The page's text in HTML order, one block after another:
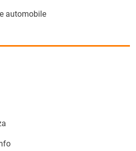
automobile